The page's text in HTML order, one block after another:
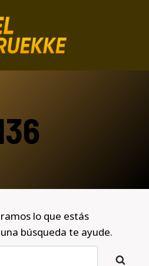
lo que estás
búsqueda te ayude.